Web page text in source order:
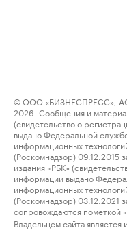
© ООО «БИЗНЕСПРЕСС»,
2026. Сообщения и
(свидетельство о
выдано Федеральной
информационных
(Роскомнадзор)
издания «РБК»
информации выдано
информационных
(Роскомнадзор)
сопровождаются пометкой
Владельцем сайта является